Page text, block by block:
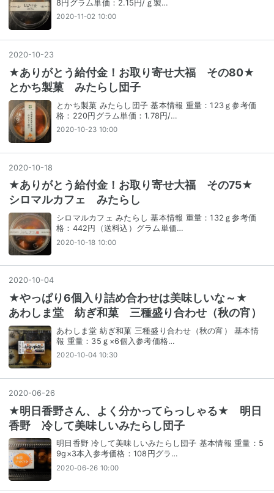
8円グラム単価：2.15円/ｇ製…
2020-11-02 10:00
2020-10-23
★ありがとう給付金！お取り寄せ大福 その80★
とかち製菓 みたらし団子
とかち製菓 みたらし団子 基本情報 重量：123ｇ参考価
格：220円グラム単価：1.78円/…
2020-10-23 10:00
2020-10-18
★ありがとう給付金！お取り寄せ大福 その75★
シロマルカフェ みたらし
シロマルカフェ みたらし 基本情報 重量：132ｇ参考価
格：442円（送料込）グラム単価…
2020-10-18 10:00
2020-10-04
★やっぱり6個入り詰め合わせは美味しいな～★
あわしま堂 紡ぎ和菓 三種盛り合わせ（秋の宵）
あわしま堂 紡ぎ和菓 三種盛り合わせ（秋の宵） 基本情
報 重量：35ｇ×6個入参考価格…
2020-10-04 10:30
2020-06-26
★明日香野さん、よく分かってらっしゃる★ 明日
香野 冷して美味しいみたらし団子
明日香野 冷して美味しいみたらし団子 基本情報 重量：5
9g×3本入参考価格：108円グラ…
2020-06-26 10:00